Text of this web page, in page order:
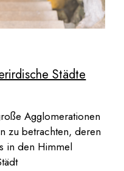
Städte
Agglomerationen
zu betrachten, deren
in den Himmel